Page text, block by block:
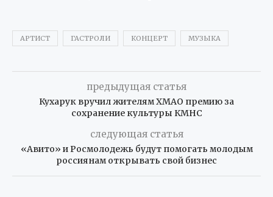
АРТИСТ ГАСТРОЛИ КОНЦЕРТ МУЗЫКА
предыдущая статья
Кухарук вручил жителям ХМАО премию за
сохранение культуры КМНС
следующая статья
«Авито» и Росмолодежь будут помогать молодым
россиянам открывать свой бизнес